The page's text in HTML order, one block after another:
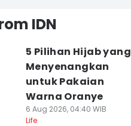
IDN
5 Pilihan Hijab yang
Menyenangkan
untuk Pakaian
Warna Oranye
6 Aug 2026, 04:40 WIB
Life